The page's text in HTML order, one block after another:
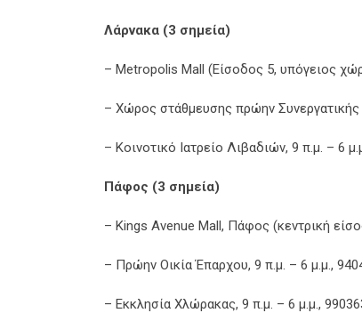
Λάρνακα (3 σημεία)
– Metropolis Mall (Είσοδος 5, υπόγειος
– Χώρος στάθμευσης πρώην
– Κοινοτικό Ιατρείο Λιβαδιών, 9 π.μ. – 6
Πάφος (3 σημεία)
– Kings Avenue Mall, Πάφος (κεντρική
– Πρώην Οικία Έπαρχου, 9 π.μ. – 6 μ.μ.,
– Εκκλησία Χλώρακας, 9 π.μ. – 6 μ.μ.,